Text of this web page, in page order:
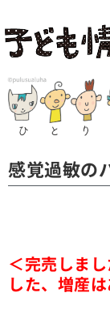
感覚過敏の
＜完売しま
した、増産